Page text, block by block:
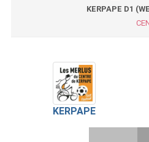
KERPAPE D1
KERPAPE